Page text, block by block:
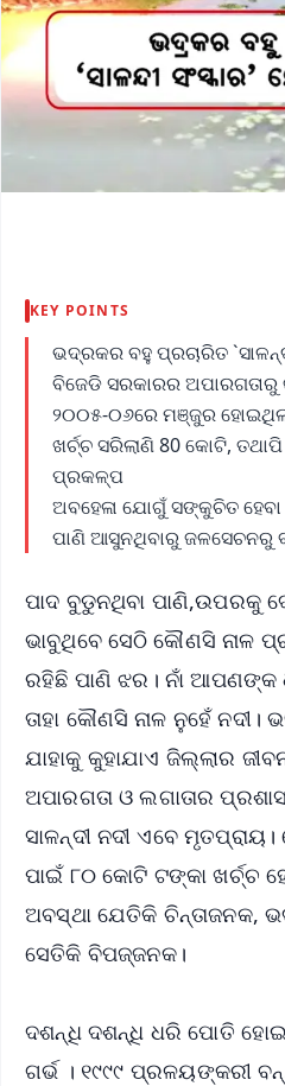
KEY POINTS
ଭଦ୍ରକର ବହୁ ପ୍ରଚାରିତ
ବିଜେଡି ସରକାରର ଅପାରଗତାରୁ
୨୦୦୫-୦୬ରେ ମଞ୍ଜୁର
ଖର୍ଚ୍ଚ ସରିଲାଣି 80 କୋଟି,
ପ୍ରକଳ୍ପ
ଅବହେଳା ଯୋଗୁଁ ସଙ୍କୁଚିତ
ପାଣି ଆସୁନଥିବାରୁ ଜଳସେଚନରୁ
ପାଦ ବୁଡୁନଥିବା ପାଣି,ଉପରକୁ
ଭାବୁଥିବେ ସେଠି କୌଣସି ନାଳ
ରହିଛି ପାଣି ଝର। ନାଁ
ତାହା କୌଣସି ନାଳ ନୁହେଁ ନଦୀ।
ଯାହାକୁ କୁହାଯାଏ ଜିଲ୍ଲାର
ଅପାରଗତା ଓ ଲଗାତାର
ସାଳନ୍ଦୀ ନଦୀ ଏବେ
ପାଇଁ ୮୦ କୋଟି ଟଙ୍କା ଖର୍ଚ୍ଚ
ଅବସ୍ଥା ଯେତିକି
ସେତିକି ବିପଜ୍ଜନକ।
ଦଶନ୍ଧି ଦଶନ୍ଧି ଧରି ପୋତି ହୋଇ
ଗର୍ଭ । ୧୯୯୯ ପ୍ରଳୟଙ୍କରୀ